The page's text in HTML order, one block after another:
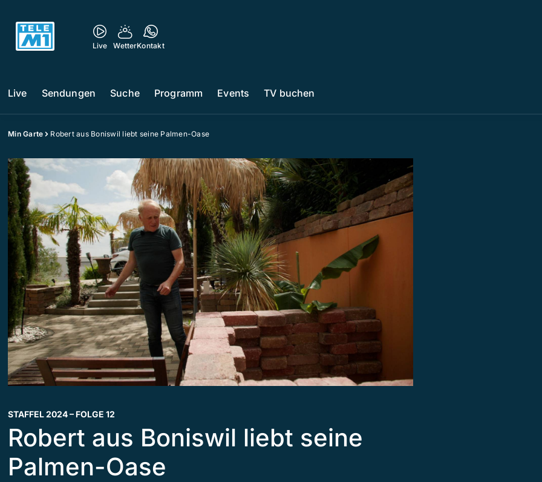
Live WetterKontakt
Live Sendungen Suche Programm Events TV buchen
Min Garte Robert aus Boniswil liebt seine Palmen-Oase
STAFFEL 2024 – FOLGE 12
Robert aus Boniswil liebt seine
Palmen-Oase